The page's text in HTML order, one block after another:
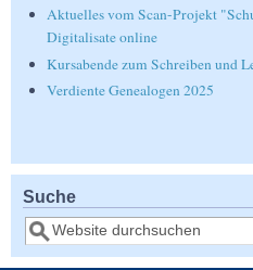
Aktuelles vom Scan-Projekt
Digitalisate online
Kursabende zum Schreiben und
Verdiente Genealogen 2025
Suche
Suche